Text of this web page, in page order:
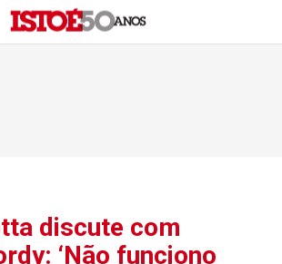
discute com
‘Não funciono